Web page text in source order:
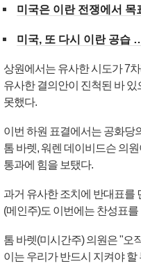
미국은 이란 전쟁에서 목
미국, 또 다시 이란 공습
상원에서는 유사한 시도가 7
유사한 결의안이 진척된 바 있
못했다.
이번 하원 표결에서는 공화당
톰 바렛, 워렌 데이비드슨 의
통과에 힘을 보탰다.
과거 유사한 조치에 반대표를
(메인주)도 이번에는 찬성표를
톰 바렛(미시간주) 의원은 "오
이는 우리가 반드시 지켜야